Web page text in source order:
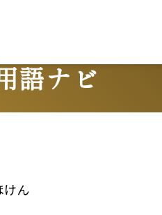
語ナビ
けん